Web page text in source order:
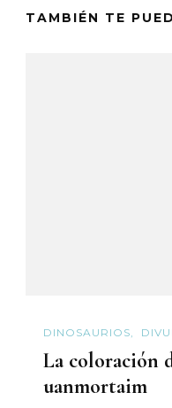
TAMBIÉN TE
DINOSAURIOS
La coloración
uanmortaim